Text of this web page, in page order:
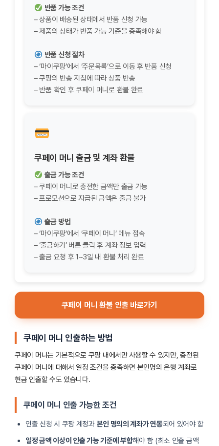
반품 가능 조건
– 상품이 배송된 상태에서 반품 신청 가능
– 제품의 상태가 반품 가능 기준을 충족해야 함
반품 신청 절차
– ‘마이쿠팡’에서 ‘주문목록’으로 이동 후 반품 신청
– 쿠팡의 반송 지침에 따라 상품 반송
– 반품 확인 후 쿠페이 머니로 환불 완료
쿠페이 머니 출금 및 계좌 환불
출금 가능 조건
– 쿠페이 머니로 충전한 금액만 출금 가능
– 프로모션으로 지급된 금액은 출금 불가
출금 방법
– ‘마이쿠팡’에서 ‘쿠페이 머니’ 메뉴 접속
– ‘출금하기’ 버튼 클릭 후 계좌 정보 입력
– 출금 요청 후 1~3일 내 환불 처리 완료
쿠페이 머니 환불 인출 바로가기
쿠페이 머니 인출하는 방법
쿠페이 머니는 기본적으로 쿠팡 내에서만 사용할 수 있지만, 충전된
쿠페이 머니에 대해서 일정 조건을 충족하면 본인명의 은행 계좌로
현금 인출할 수도 있습니다.
쿠페이 머니 인출 가능한 조건
인출 신청 시 쿠팡 계정과 본인 명의의 계좌가 연동되어 있어야 함
일정 금액 이상이 인출 가능 기준에 부합해야 함 (최소 인출 금액